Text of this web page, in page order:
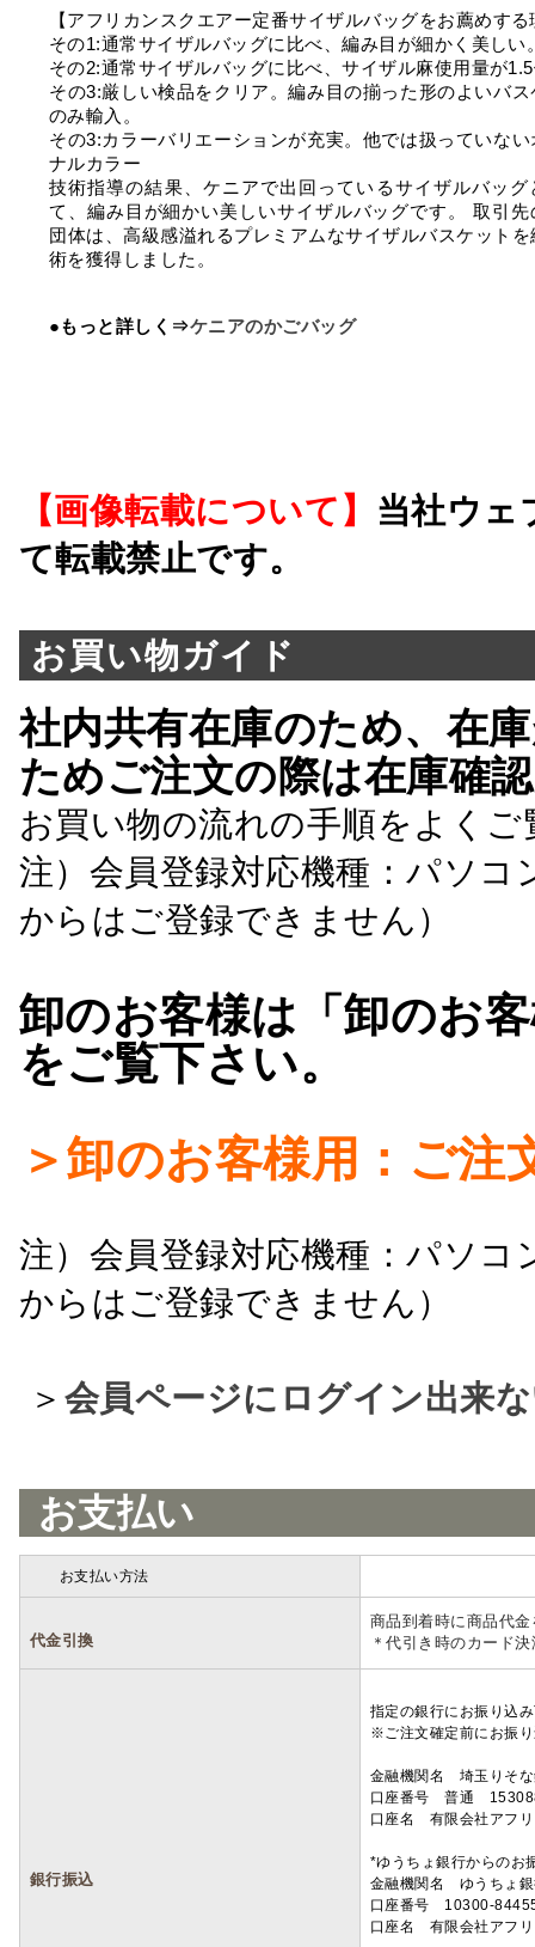
【アフリカンスクエアー定番サイザルバッグをお薦めする
その1:通常サイザルバッグに比べ、編み目が細かく美しい
その2:通常サイザルバッグに比べ、サイザル麻使用量が
その3:厳しい検品をクリア。編み目の揃った形のよいバス
のみ輸入。
その3:カラーバリエーションが充実。他では扱っていない
ナルカラー
技術指導の結果、ケニアで出回っているサイザルバッグ
て、編み目が細かい美しいサイザルバッグです。 取引先
団体は、高級感溢れるプレミアムなサイザルバスケット
術を獲得しました。
●もっと詳しく⇒ケニアのかごバッグ
【画像転載について】 当社ウェ
て転載禁止です。
お買い物ガイド
社内共有在庫のため、在
ためご注文の際は在庫確
お買い物の流れの手順をよくご
注）会員登録対応機種：パソ
からはご登録できません）
卸のお客様は「卸のお
をご覧下さい。
＞卸のお客様用：ご注
注）会員登録対応機種：パソ
からはご登録できません）
＞ 会員ページにログイン出来
お支払い
お支払い方法
代金引換
商品到着時に商品代
＊代引き時のカード
銀行振込
指定の銀行にお振り込
※ご注文確定前にお振
金融機関名 埼玉りそ
口座番号 普通
口座名 有限会社アフ
*ゆうちょ銀行からのお
金融機関名 ゆうちょ
口座番号 10300-
口座名 有限会社アフ